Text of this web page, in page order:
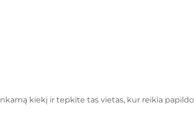
kiekį ir tepkite tas vietas, kur reikia